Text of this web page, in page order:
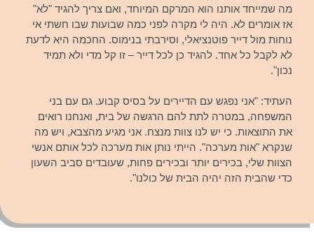
מה שמייחד אותנו הוא המרקם המיוחד, ואם צריך להגיד "לא"
אז אומרים לא. היה לי מקרה לפני כמה שבועות שבו חשתי אי
נוחות מול דייר פוטנציאלי, וסירבתי בנימוס. החכמה היא לדעת
לא לקבל כל אחד. להגיד כן לכל דייר – זו קל מדי ולא תמיד
נכון".
העתיד: "אני נפגש עם הדיירים על בסיס קבוע. גם עם בני
המשפחה, במטרה לתת להם הרגשה של בית, ואנחנו רואים
את התוצאות. כי יש לנו צוות מנצח. אני מגיע מהצבא, ויש מה
שנקרא "אות מערכה". הייתי נותן אות מערכה לכל אותם אנשי
הצוות שלי, בכירים יותר ובכירים פחות, שעובדים סביב השעון
כדי שהבית הזה יהיה הבית של כולנו".